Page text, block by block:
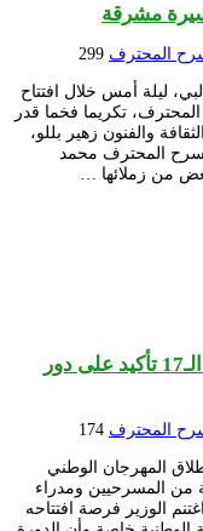
مشرقة
المحترف 299
ليلة أمس خلال افتتاح
المحترف، تكريما فخما قدر
والفنون زهير بللو،
المحترف محمد
من زملائها …
وزير الثقافة يعطي إشارة انطلاق الدورة الـ17 تأكيد على دور
المحترف 174
المهرجان الوطني
بحضور كوكبة من المسرحيين ومدراء
الوزير فرصة افتتاحه